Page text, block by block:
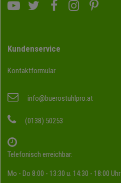
Kundenservice
Kontaktformular
info@buerostuhlpro.at
(0138) 50253
Telefonisch erreichbar:
Mo - Do 8:00 - 13:30 u. 14:30 - 18:00 Uhr